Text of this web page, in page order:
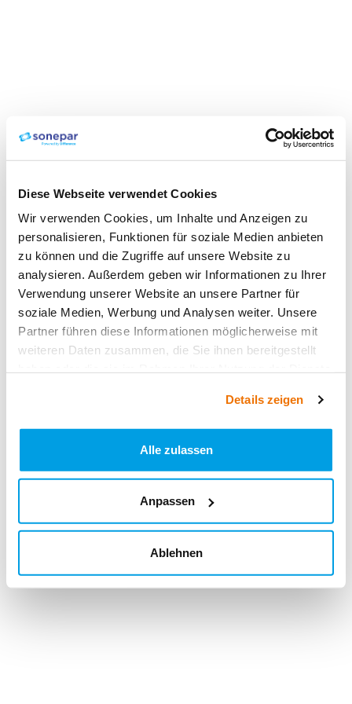
Diese Webseite verwendet Cookies
Wir verwenden Cookies, um Inhalte und Anzeigen zu
personalisieren, Funktionen für soziale Medien anbieten
zu können und die Zugriffe auf unsere Website zu
analysieren. Außerdem geben wir Informationen zu Ihrer
Verwendung unserer Website an unsere Partner für
soziale Medien, Werbung und Analysen weiter. Unsere
Partner führen diese Informationen möglicherweise mit
weiteren Daten zusammen, die Sie ihnen bereitgestellt
Details zeigen
Alle zulassen
Anpassen
Ablehnen